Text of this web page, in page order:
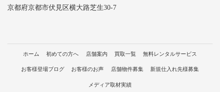
京都府京都市伏見区横大路芝生30-7
ホーム 初めての方へ 店舗案内 買取一覧 無料レンタルサービス
お客様登場ブログ お客様のお声 店舗物件募集 新規仕入れ先様募集
メディア取材実績